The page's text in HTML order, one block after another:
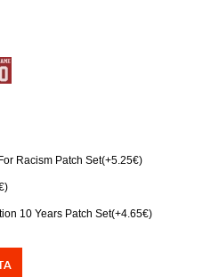
Racism Patch Set(+5.25€)
10 Years Patch Set(+4.65€)